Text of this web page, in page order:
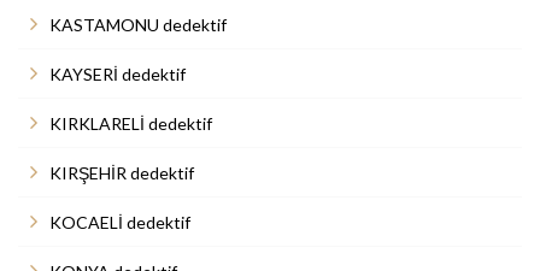
KASTAMONU dedektif
KAYSERİ dedektif
KIRKLARELİ dedektif
KIRŞEHİR dedektif
KOCAELİ dedektif